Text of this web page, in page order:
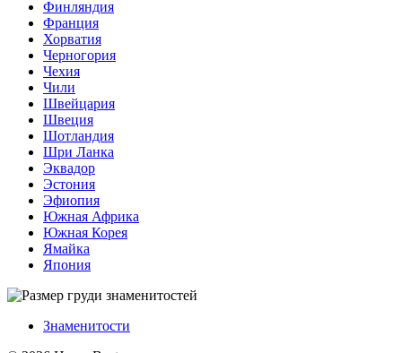
Финляндия
Франция
Хорватия
Черногория
Чехия
Чили
Швейцария
Швеция
Шотландия
Шри Ланка
Эквадор
Эстония
Эфиопия
Южная Африка
Южная Корея
Ямайка
Япония
Знаменитости